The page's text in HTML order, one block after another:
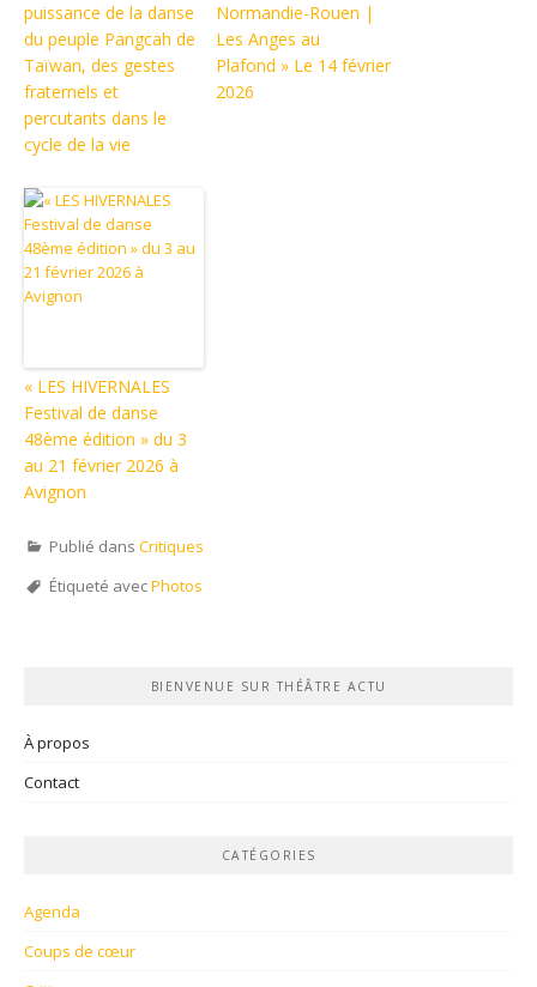
puissance de la danse
du peuple Pangcah de
Taïwan, des gestes
fraternels et
percutants dans le
cycle de la vie
Normandie-Rouen |
Les Anges au
Plafond » Le 14 février
2026
« LES HIVERNALES
Festival de danse
48ème édition » du 3
au 21 février 2026 à
Avignon
Publié dans Critiques
Étiqueté avecPhotos
BIENVENUE SUR THÉÂTRE ACTU
À propos
Contact
CATÉGORIES
Agenda
Coups de cœur